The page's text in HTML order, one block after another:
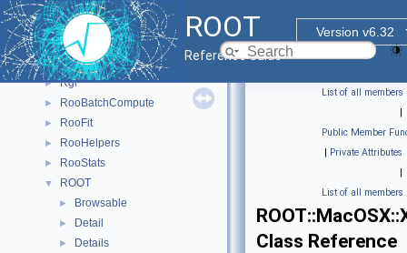
ROOT
Version v6.32
Reference Guide
► PyTorch_Generate_CNN_Model
► R6
► R7
► ReadSpeed
► Rgl
► RooBatchCompute
► RooFit
► RooHelpers
► RooStats
▼ ROOT
► Browsable
► Detail
► Details
List of all members
|
Public Member
| Private Attributes
|
List of all members
Class Reference